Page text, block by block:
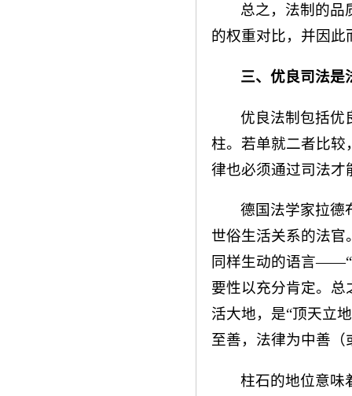
总之，法制的品
的权重对比，并因此
三、优良司法是
优良法制包括优
柱。若单就二者比较
律也必须通过司法才
德国法学家拉德
世俗生活关系的法官
同样生动的语言
要性以充分肯定。
活大地，是“顶天立
至善，法律为中善（
柱石的地位意味